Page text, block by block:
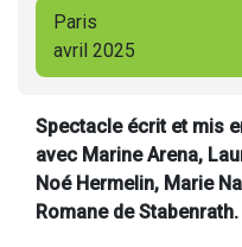
Paris
avril 2025
Spectacle écrit et mis
avec Marine Arena,
Noé Hermelin, Marie
Romane de Stabenrath.